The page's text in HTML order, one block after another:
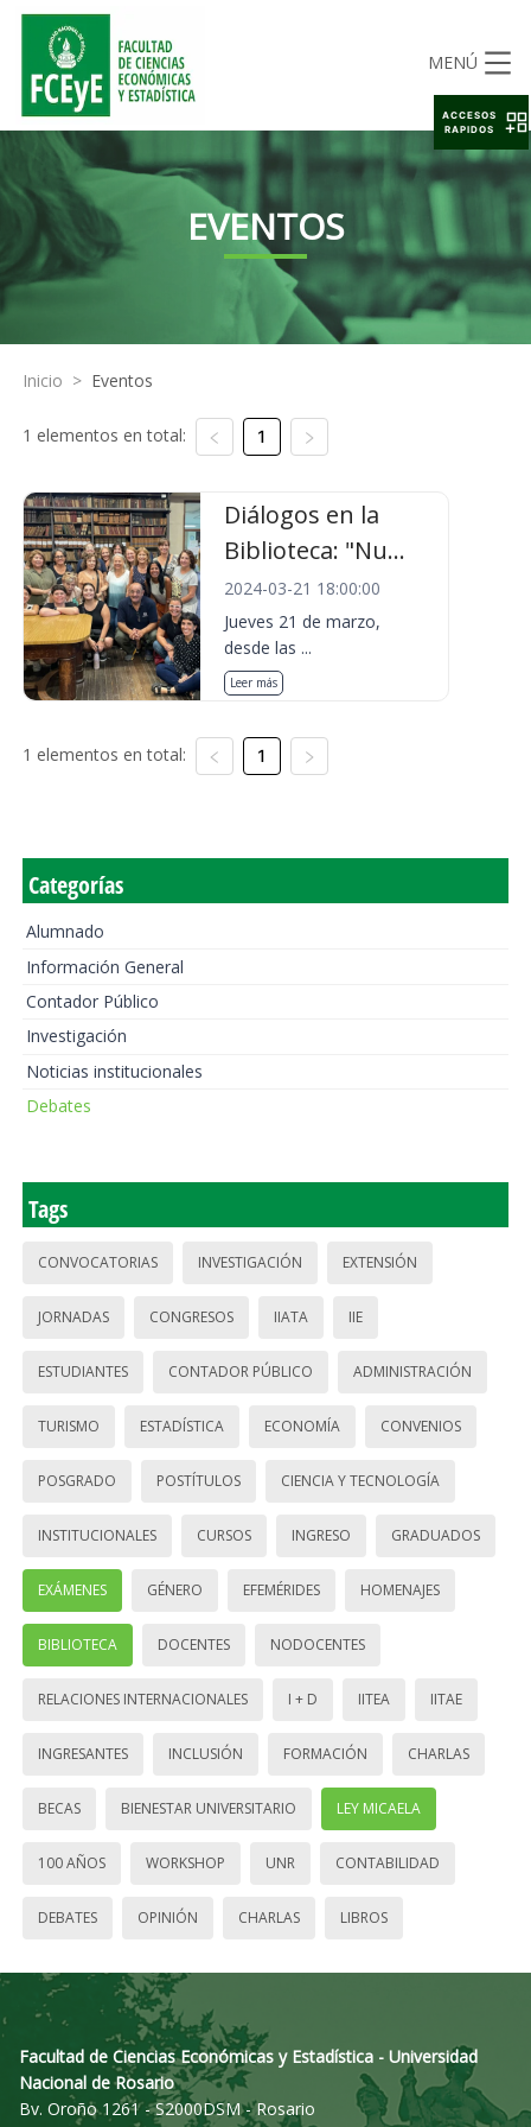
MENÚ
EVENTOS
Inicio > Eventos
1 elementos en total: 1
Diálogos en la
Biblioteca: "Nu...
2024-03-21 18:00:00
Jueves 21 de marzo,
desde las ...
Leer más
1 elementos en total: 1
Categorías
Alumnado
Información General
Contador Público
Investigación
Noticias institucionales
Debates
Tags
CONVOCATORIAS INVESTIGACIÓN EXTENSIÓN
JORNADAS CONGRESOS IIATA IIE
ESTUDIANTES CONTADOR PÚBLICO ADMINISTRACIÓN
TURISMO ESTADÍSTICA ECONOMÍA CONVENIOS
POSGRADO POSTÍTULOS CIENCIA Y TECNOLOGÍA
INSTITUCIONALES CURSOS INGRESO GRADUADOS
EXÁMENES GÉNERO EFEMÉRIDES HOMENAJES
BIBLIOTECA DOCENTES NODOCENTES
RELACIONES INTERNACIONALES I + D IITEA IITAE
INGRESANTES INCLUSIÓN FORMACIÓN CHARLAS
BECAS BIENESTAR UNIVERSITARIO LEY MICAELA
100 AÑOS WORKSHOP UNR CONTABILIDAD
DEBATES OPINIÓN CHARLAS LIBROS
Facultad de Ciencias Económicas y Estadística - Universidad
Nacional de Rosario
Bv. Oroño 1261 - S2000DSM - Rosario
ACCESOS
RAPIDOS